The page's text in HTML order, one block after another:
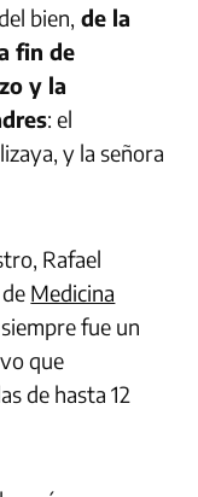
bien, de la
fin de
y la
: el
y la señora
Rafael
Medicina
fue un
que
de hasta 12